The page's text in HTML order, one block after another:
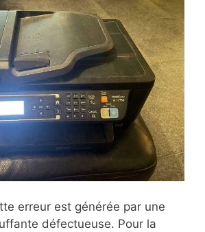
erreur est générée par une
défectueuse. Pour la